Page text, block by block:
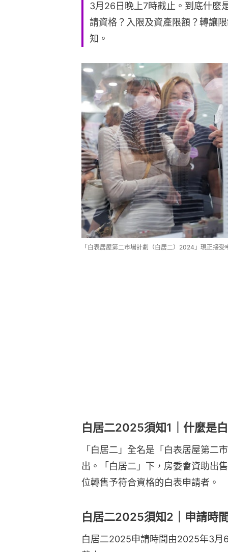
3月26日晚上7時截止。到底什麼
請資格？入限及資產限額？轉讓
知。
「白表居屋第二市場計劃（白居二）2024」現正接受
白居二2025須知1｜什麼是
「白居二」全名是「白表居屋第二
出。「白居二」下，房委會資助出
位轉售予符合資格的白表申請者。
白居二2025須知2｜申請時
白居二2025申請時間由2025年3